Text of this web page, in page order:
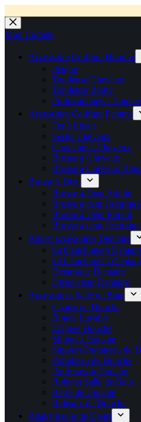
Passer
au
Mon Compte
Accessoire Coiffure Homme
Peigne
Tondeuse Cheveux
Tondeuse Barbe
Professionnelle
Accessoire Coiffure Femme
Fer à Lisser
Seche Cheveux
Chouchous Cheveux
Brosse à Cheveux
Brosse à Cheveux
Brosse à Dent
Brosse à Dent Adulte
Brosse à dent
Brosse à Dent Enfant
Brosse à dent
Kits et accessoires Dentaire
kit blanchiment
kit blanchiment
Détartrage Dentaire
Disjoncteur Dentaire
Accessoires Salle de Bain
Chaise de Douche
Bonde Lavabo
Etagere Douche
Mitigeur Douche
Support Pommeau de
Pommeau de Douche
Porte savon Douche
Robinet Salle de Bain
Barre de Douche
Rideaux de Douche
Blanchisseur de Dents